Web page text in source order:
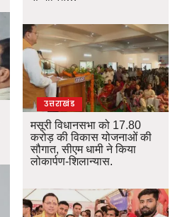
उत्तराखंड
मसूरी विधानसभा को 17.80
करोड़ की विकास योजनाओं की
सौगात, सीएम धामी ने किया
लोकार्पण-शिलान्यास.